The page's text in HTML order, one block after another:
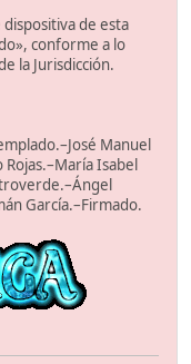
de esta
conforme a lo
la Jurisdicción.
Manuel
Rojas.–María Isabel
García.–Firmado.